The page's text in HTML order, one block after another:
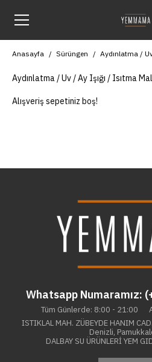
Anasayfa Sürüngen Aydınlatma /
Aydınlatma / Uv / Ay Işığı / Isıtma
Alışveriş sepetiniz boş!
Whatsapp Numaramız:
Tüm Günlerde: 8:00 - 21:00
ISTIKLAL MAH. ZÜBEYDE HANIM
Denizli,
DALBAY SU ÜRÜNLERİ YEM